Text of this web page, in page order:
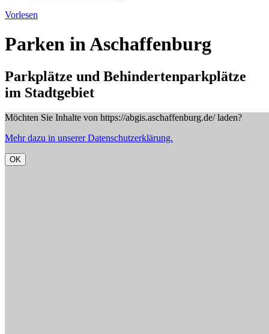
Vorlesen
Parken in Aschaffenburg
Parkplätze und Behindertenparkplätze
im Stadtgebiet
Möchten Sie Inhalte von https://abgis.aschaffenburg.de/ laden?
Mehr dazu in unserer Datenschutzerklärung.
OK